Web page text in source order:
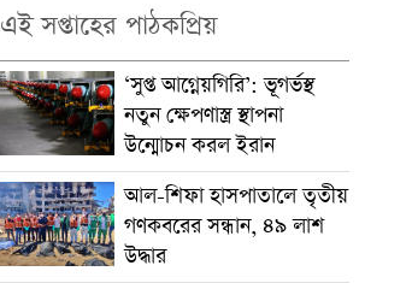
এই সপ্তাহের পাঠকপ্রিয়
‘সুপ্ত আগ্নেয়গিরি’: ভূগর্ভস্থ
নতুন ক্ষেপণাস্ত্র স্থাপনা
উন্মোচন করল ইরান
আল-শিফা হাসপাতালে তৃতীয়
গণকবরের সন্ধান, ৪৯ লাশ
উদ্ধার